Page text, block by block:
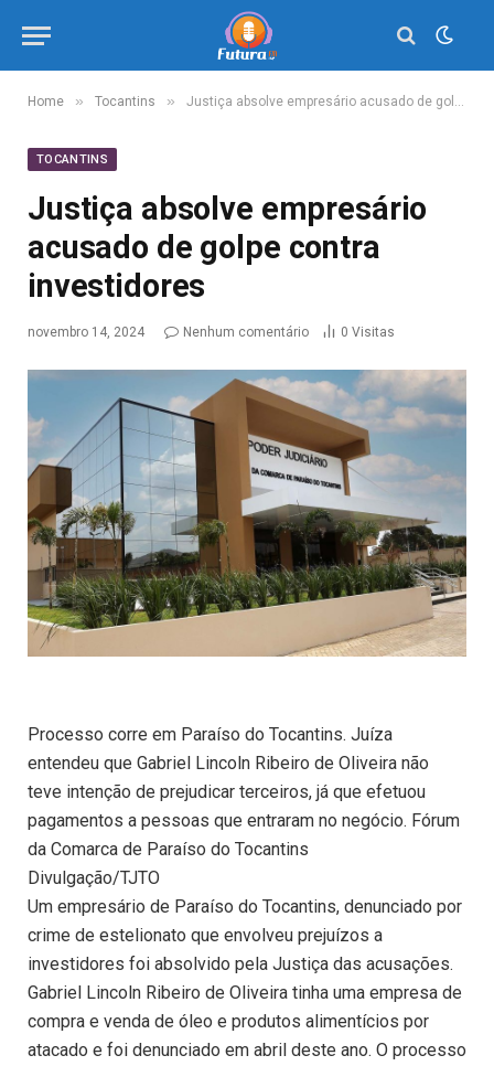
Home » Tocantins » Justiça absolve empresário acusado de golpe contra investidores
TOCANTINS
Justiça absolve empresário
acusado de golpe contra
investidores
novembro 14, 2024 Nenhum comentário 0 Visitas
Processo corre em Paraíso do Tocantins. Juíza
entendeu que Gabriel Lincoln Ribeiro de Oliveira não
teve intenção de prejudicar terceiros, já que efetuou
pagamentos a pessoas que entraram no negócio. Fórum
da Comarca de Paraíso do Tocantins
Divulgação/TJTO
Um empresário de Paraíso do Tocantins, denunciado por
crime de estelionato que envolveu prejuízos a
investidores foi absolvido pela Justiça das acusações.
Gabriel Lincoln Ribeiro de Oliveira tinha uma empresa de
compra e venda de óleo e produtos alimentícios por
atacado e foi denunciado em abril deste ano. O processo